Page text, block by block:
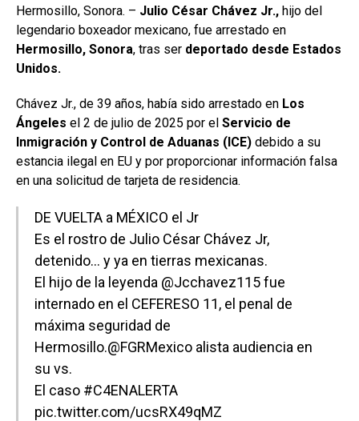
Hermosillo, Sonora. – Julio César Chávez Jr., hijo del
legendario boxeador mexicano, fue arrestado en
Hermosillo, Sonora, tras ser deportado desde Estados
Unidos.
Chávez Jr., de 39 años, había sido arrestado en Los
Ángeles el 2 de julio de 2025 por el Servicio de
Inmigración y Control de Aduanas (ICE) debido a su
estancia ilegal en EU y por proporcionar información falsa
en una solicitud de tarjeta de residencia.
DE VUELTA a MÉXICO el Jr
Es el rostro de Julio César Chávez Jr,
detenido… y ya en tierras mexicanas.
El hijo de la leyenda @Jcchavez115fue
internado en el CEFERESO 11, el penal de
máxima seguridad de
Hermosillo.@FGRMexico alista audiencia en
su vs.
El caso #C4ENALERTA
pic.twitter.com/ucsRX49qMZ